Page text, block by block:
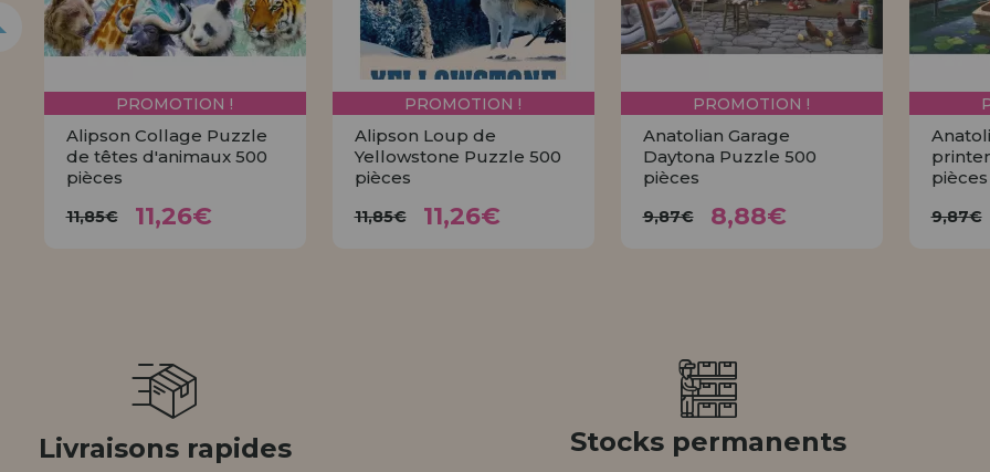
PROMOTION !
Alipson Collage Puzzle
de têtes d'animaux 500
pièces
11,85€ 11,26€
PROMOTION !
Alipson Loup de
Yellowstone Puzzle 500
pièces
11,85€ 11,26€
PROMOTION !
Anatolian Garage
Daytona Puzzle 500
pièces
9,87€ 8,88€
pièces
9,87€
Livraisons rapides Stocks permanents